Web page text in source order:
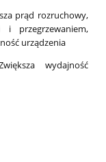
prąd rozruchowy,
przegrzewaniem,
urządzenia
wydajność